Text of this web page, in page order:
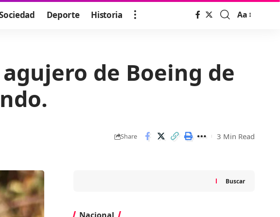
Deporte Historia
Font
Aa
de Boeing de
Share 3 Min Read
Buscar